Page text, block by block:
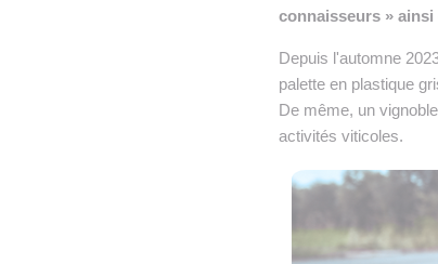
connaisseurs »
Depuis l'automne
palette en plastique
De même, un
activités viticoles.